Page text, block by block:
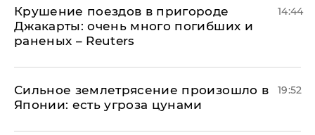
Крушение поездов в пригороде
Джакарты: очень много погибших и
раненых – Reuters
14:44
Сильное землетрясение произошло в
Японии: есть угроза цунами
19:52